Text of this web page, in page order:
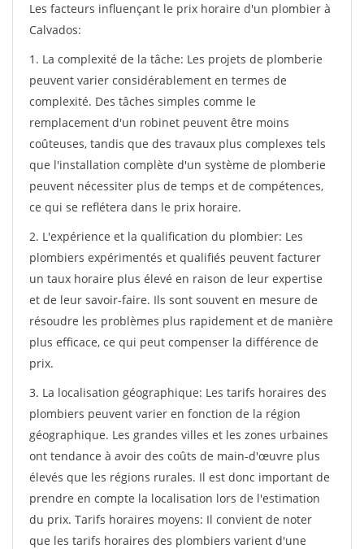
Les facteurs influençant le prix horaire d'un plombier à
Calvados:
1. La complexité de la tâche: Les projets de plomberie
peuvent varier considérablement en termes de
complexité. Des tâches simples comme le
remplacement d'un robinet peuvent être moins
coûteuses, tandis que des travaux plus complexes tels
que l'installation complète d'un système de plomberie
peuvent nécessiter plus de temps et de compétences,
ce qui se reflétera dans le prix horaire.
2. L'expérience et la qualification du plombier: Les
plombiers expérimentés et qualifiés peuvent facturer
un taux horaire plus élevé en raison de leur expertise
et de leur savoir-faire. Ils sont souvent en mesure de
résoudre les problèmes plus rapidement et de manière
plus efficace, ce qui peut compenser la différence de
prix.
3. La localisation géographique: Les tarifs horaires des
plombiers peuvent varier en fonction de la région
géographique. Les grandes villes et les zones urbaines
ont tendance à avoir des coûts de main-d'œuvre plus
élevés que les régions rurales. Il est donc important de
prendre en compte la localisation lors de l'estimation
du prix. Tarifs horaires moyens: Il convient de noter
que les tarifs horaires des plombiers varient d'une